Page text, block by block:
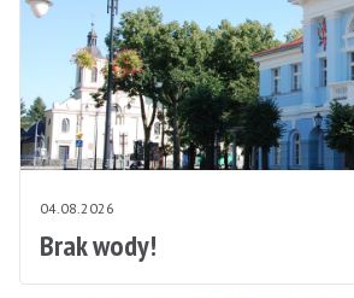
04.08.2026
Brak wody!